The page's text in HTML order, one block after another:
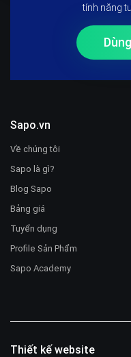
tính năng
Sapo.vn
Về chúng tôi
Sapo là gì?
Blog Sapo
Bảng giá
Tuyển dụng
Profile Sản Phẩm
Sapo Academy
Thiết kế website